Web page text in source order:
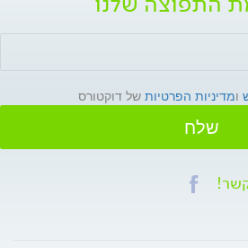
ומדיניות הפרטיות של דוקטורס
שלח